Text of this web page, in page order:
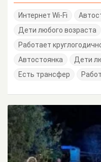
Интернет Wi-Fi
Дети любого возраста
Работает
Автостоянка
Дети
Есть трансфер